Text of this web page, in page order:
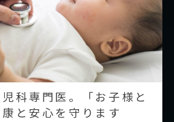
科専門医。「お子様と
と安心を守ります